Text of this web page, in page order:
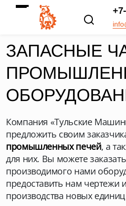
ЗАПАСНЫЕ
Компания «Тульские
предложить своим
промышленных печей, а
для них. Вы можете
производимого нами
предоставить нам чертежи
производства новых